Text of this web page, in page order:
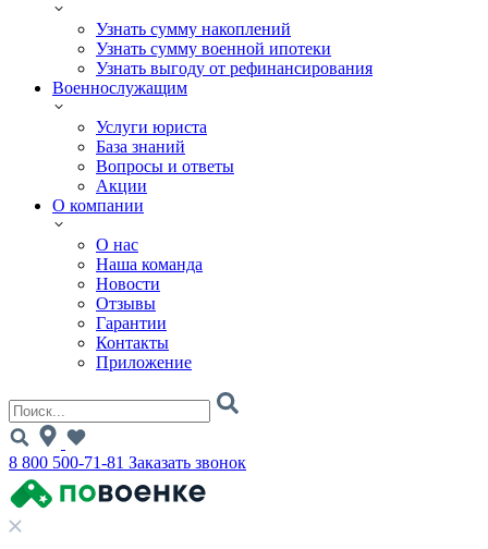
Узнать сумму накоплений
Узнать сумму военной ипотеки
Узнать выгоду от рефинансирования
Военнослужащим
Услуги юриста
База знаний
Вопросы и ответы
Акции
О компании
О нас
Наша команда
Новости
Отзывы
Гарантии
Контакты
Приложение
8 800 500-71-81 Заказать звонок